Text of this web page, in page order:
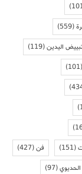
(559)
تبييض اليدين(119)
(101)
(151) فن(427)
(97)